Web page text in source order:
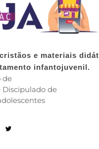
e materiais
infantojuvenil.
de
Discipulado de